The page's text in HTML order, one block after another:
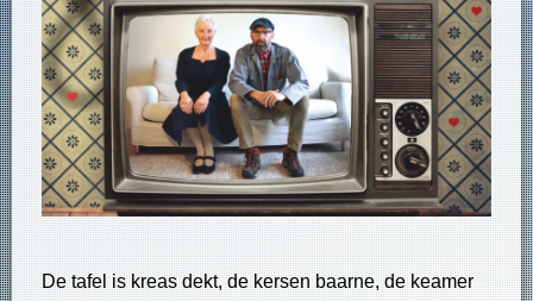
De tafel is kreas dekt, de kersen baarne, de keamer